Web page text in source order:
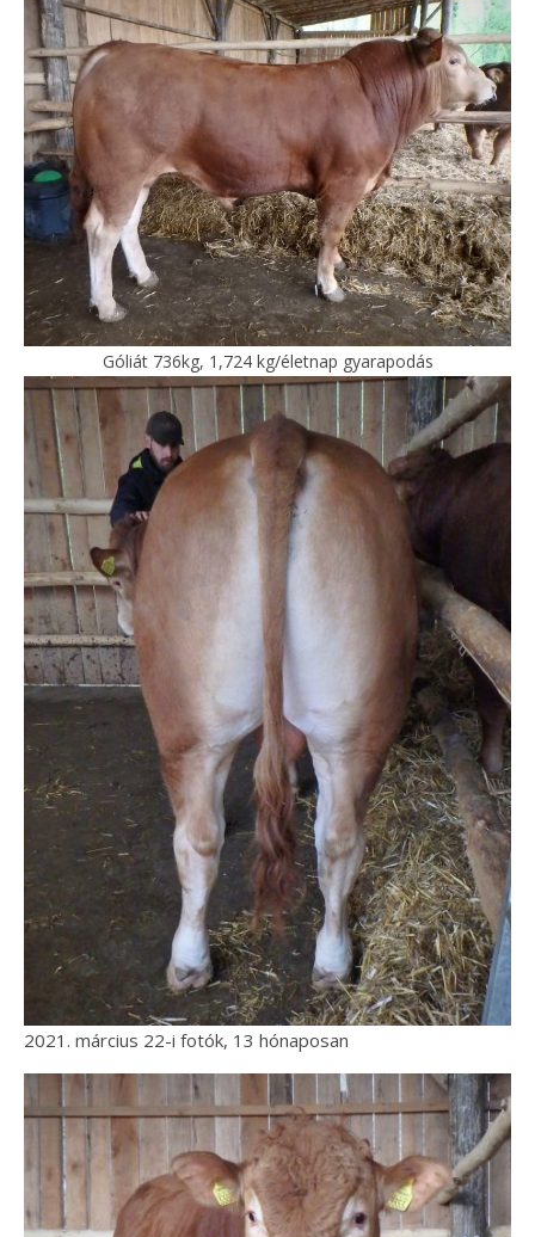
Góliát 736kg, 1,724 kg/életnap gyarapodás
2021. március 22-i fotók, 13 hónaposan